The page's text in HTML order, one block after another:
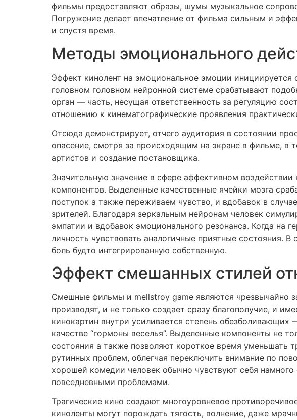
фильмы предоставляют образы, шумы музыкальное
Погружение делает впечатление от фильма сильным и
и спустя время.
Методы эмоционального
Эффект кинолент на эмоциональное эмоции
головном головном нейронной системе срабатывают
орган — часть, несущая ответственность за регуляцию
отношению к кинематографические проявления
Отсюда демонстрирует, отчего аудитория в состоянии
опасение, смотря за происходящим на экране в фильме, в
артистов и создание постановщика.
Значительную значение в сфере аффективном
компонентов. Выделенные качественные ячейки мозга
поступок а также переживаем чувство, и вдобавок в
зрителей. Благодаря зеркальным нейронам человек
эмпатии и вдобавок эмоционального резонанса. Когда
личность чувствовать аналогичные приятные состояния.
боль будто интегрированную собственную.
Эффект смешанных стилей
Смешные фильмы и mellstroy game являются чрезвычайно
производят, и не только создает сразу благополучие, и
кинокартин внутри усиливается степень
качестве “гормоны веселья”. Выделенные компоненты не
состояния а также позволяют короткое время
рутинных проблем, облегчая переключить внимание по
хорошей комедии человек обычно чувствуют себя
повседневными проблемами.
Трагические кино создают многоуровневое
киноленты могут порождать тягость, волнение, даже